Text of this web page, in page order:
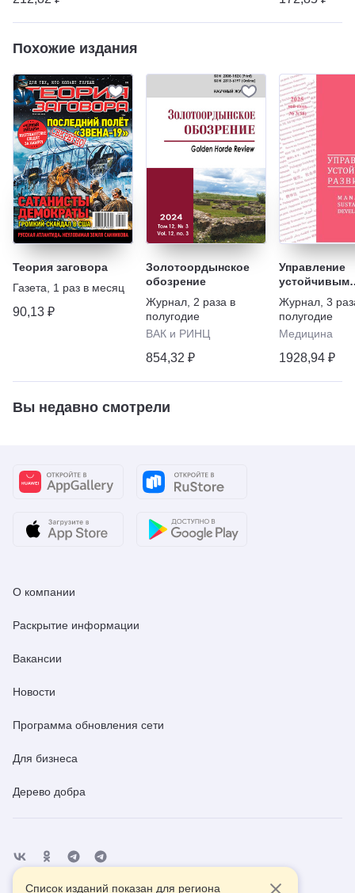
Похожие издания
Теория заговора
Газета
1 раз в месяц
90,13 ₽
Золотоордынское
обозрение
Журнал 2 раза в
полугодие
ВАК и РИНЦ
854,32 ₽
Управление
устойчивым
развитием
Журнал 3
полугодие
Медицина
1928,94 ₽
Вы недавно смотрели
О компании
Раскрытие информации
Вакансии
Новости
Программа обновления сети
Для бизнеса
Дерево добра
Список изданий показан для региона